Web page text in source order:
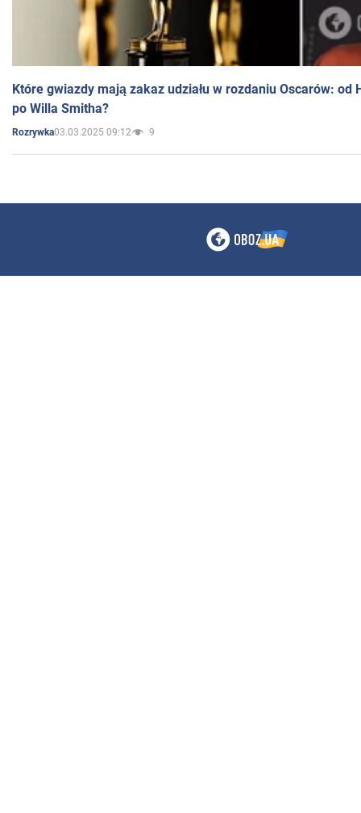
Które gwiazdy mają zakaz udziału w rozdaniu Oscarów: od
po Willa Smitha?
Rozrywka03.03.2025 09:12 9